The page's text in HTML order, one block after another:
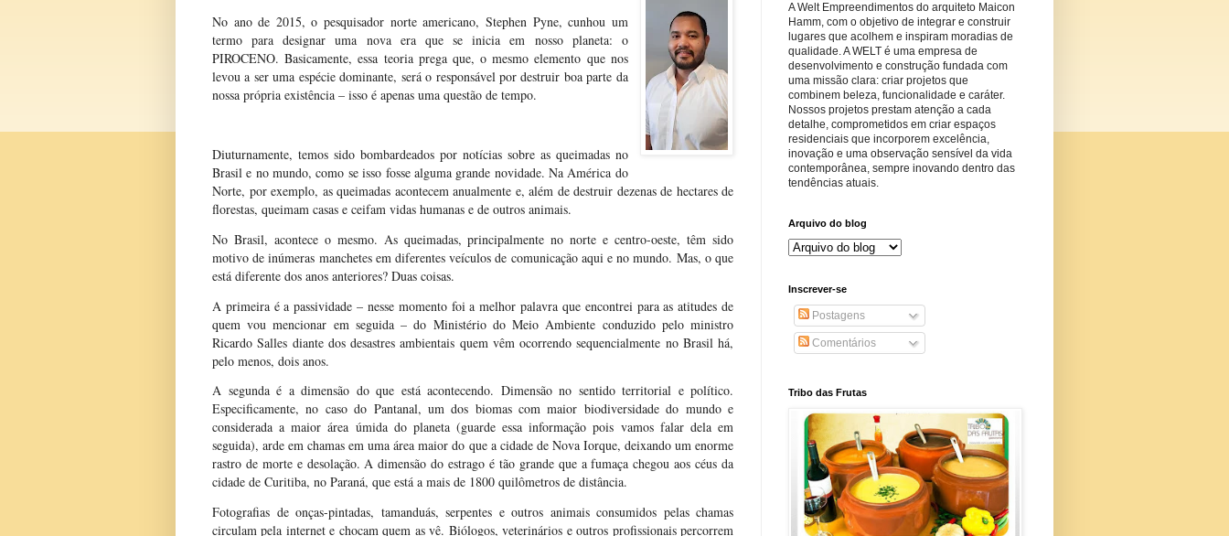
No ano de 2015, o pesquisador norte americano, Stephen Pyne, cunhou um
termo para designar uma nova era que se inicia em nosso planeta: o
PIROCENO. Basicamente, essa teoria prega que, o mesmo elemento que nos
levou a ser uma espécie dominante, será o responsável por destruir boa parte da
nossa própria existência – isso é apenas uma questão de tempo.
Diuturnamente, temos sido bombardeados por notícias sobre as queimadas no
Brasil e no mundo, como se isso fosse alguma grande novidade. Na América do
Norte, por exemplo, as queimadas acontecem anualmente e, além de destruir dezenas de hectares de
florestas, queimam casas e ceifam vidas humanas e de outros animais.
No Brasil, acontece o mesmo. As queimadas, principalmente no norte e centro-oeste, têm sido
motivo de inúmeras manchetes em diferentes veículos de comunicação aqui e no mundo. Mas, o que
está diferente dos anos anteriores? Duas coisas.
A primeira é a passividade – nesse momento foi a melhor palavra que encontrei para as atitudes de
quem vou mencionar em seguida – do Ministério do Meio Ambiente conduzido pelo ministro
Ricardo Salles diante dos desastres ambientais quem vêm ocorrendo sequencialmente no Brasil há,
pelo menos, dois anos.
A segunda é a dimensão do que está acontecendo. Dimensão no sentido territorial e político.
Especificamente, no caso do Pantanal, um dos biomas com maior biodiversidade do mundo e
considerada a maior área úmida do planeta (guarde essa informação pois vamos falar dela em
seguida), arde em chamas em uma área maior do que a cidade de Nova Iorque, deixando um enorme
rastro de morte e desolação. A dimensão do estrago é tão grande que a fumaça chegou aos céus da
cidade de Curitiba, no Paraná, que está a mais de 1800 quilômetros de distância.
Fotografias de onças-pintadas, tamanduás, serpentes e outros animais consumidos pelas chamas
circulam pela internet e chocam quem as vê. Biólogos, veterinários e outros profissionais percorrem
A Welt Empreendimentos do arquiteto Maicon
Hamm, com o objetivo de integrar e construir
lugares que acolhem e inspiram moradias de
qualidade. A WELT é uma empresa de
desenvolvimento e construção fundada com
uma missão clara: criar projetos que
combinem beleza, funcionalidade e caráter.
Nossos projetos prestam atenção a cada
detalhe, comprometidos em criar espaços
residenciais que incorporem excelência,
inovação e uma observação sensível da vida
contemporânea, sempre inovando dentro das
tendências atuais.
Arquivo do blog
Inscrever-se
Postagens
Comentários
Tribo das Frutas